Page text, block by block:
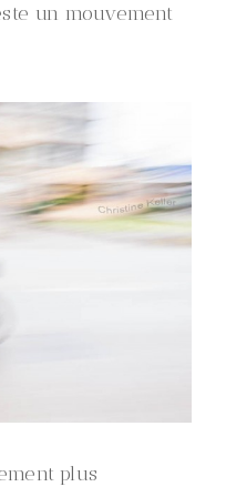
un mouvement
plus